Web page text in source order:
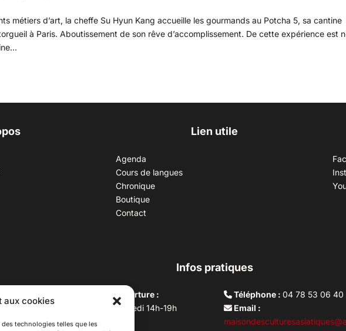
aux cookies
technologies telles que les
métiers d’art, la cheffe Su Hyun Kang accueille les gourmands au Potcha 5, sa cantine
à Paris. Aboutissement de son rêve d’accomplissement. De cette expérience est
Lien utile
Agenda
Cours de langues
Chronique
Boutique
Contact
Infos pratiques
Horaires d’ouverture :
Du mardi au vendredi 14h-19h
Samedi 10h –17h
Téléphone :04 78 53 06 40
Email :